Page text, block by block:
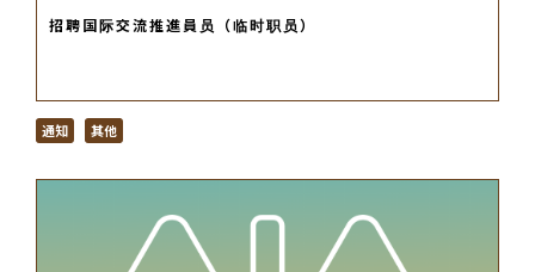
招聘国际交流推進員员（临时职员）
通知 其他